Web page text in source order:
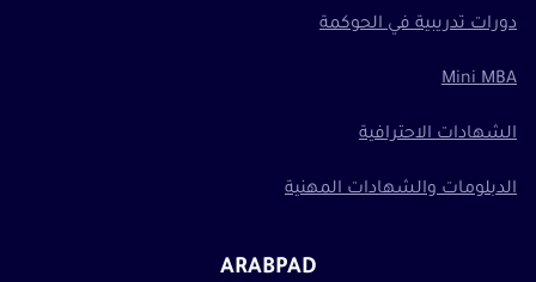
دورات تدريبية في الحوكمة
Mini MBA
الشهادات الاحترافية
الدبلومات والشهادات المهنية
ARABPAD